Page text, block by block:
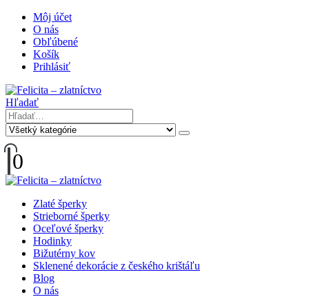
Môj účet
O nás
Obľúbené
Košík
Prihlásiť
Hľadať
0
Zlaté šperky
Strieborné šperky
Oceľové šperky
Hodinky
Bižutérny kov
Sklenené dekorácie z českého krištáľu
Blog
O nás